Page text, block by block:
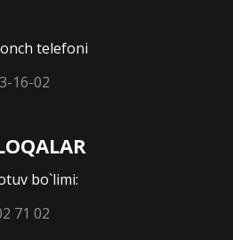
telefoni
16-02
bo`limi:
71 02